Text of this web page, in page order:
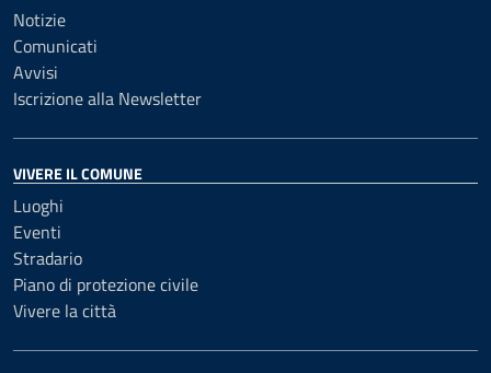
Notizie
Comunicati
Avvisi
Iscrizione alla Newsletter
VIVERE IL COMUNE
Luoghi
Eventi
Stradario
Piano di protezione civile
Vivere la città